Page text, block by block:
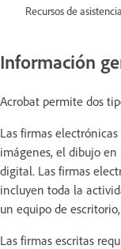
Recursos de
Información
Acrobat permite dos
Las firmas
imágenes, el dibujo
digital. Las firmas
incluyen toda la
un equipo de
Las firmas escritas